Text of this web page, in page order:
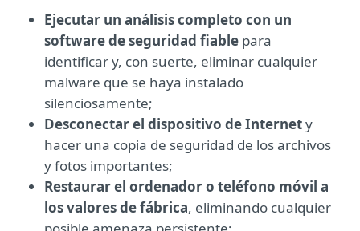
Ejecutar un análisis completo con un
software de seguridad fiable para
identificar y, con suerte, eliminar cualquier
malware que se haya instalado
silenciosamente;
Desconectar el dispositivo de Internety
hacer una copia de seguridad de los archivos
y fotos importantes;
Restaurar el ordenador o teléfono móvil a
los valores de fábrica, eliminando cualquier